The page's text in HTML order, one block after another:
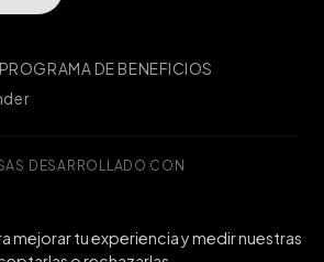
PROGRAMA DE BENEFICIOS
·
DESARROLLADO CON
Para reclamosingresá acá.
mejorar tu experiencia y medir nuestras